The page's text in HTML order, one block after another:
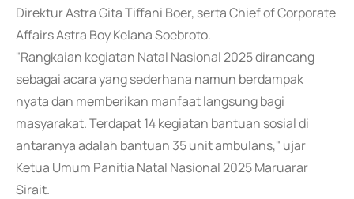
Direktur Astra Gita Tiffani Boer, serta Chief of Corporate
Affairs Astra Boy Kelana Soebroto.
"Rangkaian kegiatan Natal Nasional 2025 dirancang
sebagai acara yang sederhana namun berdampak
nyata dan memberikan manfaat langsung bagi
masyarakat. Terdapat 14 kegiatan bantuan sosial di
antaranya adalah bantuan 35 unit ambulans," ujar
Ketua Umum Panitia Natal Nasional 2025 Maruarar
Sirait.